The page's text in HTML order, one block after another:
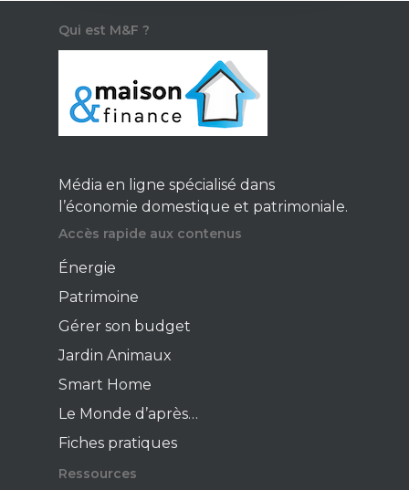
Qui est M&F ?
Média en ligne spécialisé dans
l’économie domestique et patrimoniale.
Accès rapide aux contenus
Énergie
Patrimoine
Gérer son budget
Jardin Animaux
Smart Home
Le Monde d’après…
Fiches pratiques
Ressources